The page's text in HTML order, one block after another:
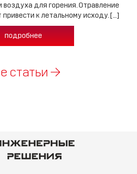
воздуха для горения. Отравление
к летальному исходу. […]
подробнее
статьи →